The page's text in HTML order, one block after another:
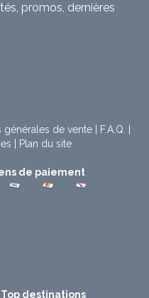
promos, dernières
générales de vente| F.A.Q.
Plan du site
de paiement
Top destinations